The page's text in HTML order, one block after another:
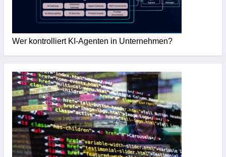
Wer kontrolliert KI-Agenten in Unternehmen?